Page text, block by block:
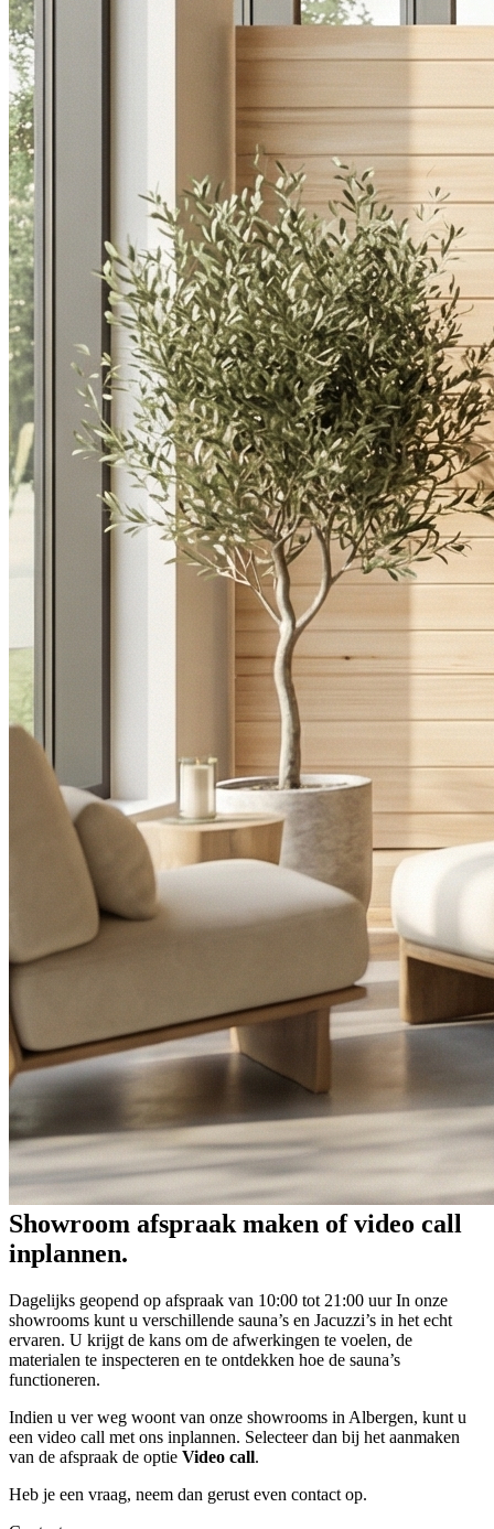
Showroom afspraak maken of video call
inplannen.
Dagelijks geopend op afspraak van 10:00 tot 21:00 uur In onze
showrooms kunt u verschillende sauna’s en Jacuzzi’s in het echt
ervaren. U krijgt de kans om de afwerkingen te voelen, de
materialen te inspecteren en te ontdekken hoe de sauna’s
functioneren.
Indien u ver weg woont van onze showrooms in Albergen, kunt u
een video call met ons inplannen. Selecteer dan bij het aanmaken
van de afspraak de optie Video call.
Heb je een vraag, neem dan gerust even contact op.